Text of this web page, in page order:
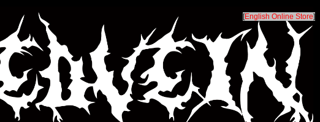
[English Online Store]